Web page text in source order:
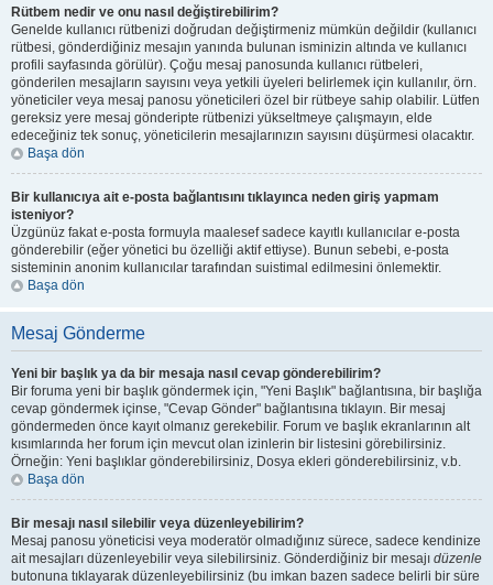
Rütbem nedir ve onu nasıl değiştirebilirim?
Genelde kullanıcı rütbenizi doğrudan değiştirmeniz mümkün değildir (kullanıcı
rütbesi, gönderdiğiniz mesajın yanında bulunan isminizin altında ve kullanıcı
profili sayfasında görülür). Çoğu mesaj panosunda kullanıcı rütbeleri,
gönderilen mesajların sayısını veya yetkili üyeleri belirlemek için kullanılır, örn.
yöneticiler veya mesaj panosu yöneticileri özel bir rütbeye sahip olabilir. Lütfen
gereksiz yere mesaj gönderipte rütbenizi yükseltmeye çalışmayın, elde
edeceğiniz tek sonuç, yöneticilerin mesajlarınızın sayısını düşürmesi olacaktır.
Başa dön
Bir kullanıcıya ait e-posta bağlantısını tıklayınca neden giriş yapmam
isteniyor?
Üzgünüz fakat e-posta formuyla maalesef sadece kayıtlı kullanıcılar e-posta
gönderebilir (eğer yönetici bu özelliği aktif ettiyse). Bunun sebebi, e-posta
sisteminin anonim kullanıcılar tarafından suistimal edilmesini önlemektir.
Başa dön
Mesaj Gönderme
Yeni bir başlık ya da bir mesaja nasıl cevap gönderebilirim?
Bir foruma yeni bir başlık göndermek için, "Yeni Başlık" bağlantısına, bir başlığa
cevap göndermek içinse, "Cevap Gönder" bağlantısına tıklayın. Bir mesaj
göndermeden önce kayıt olmanız gerekebilir. Forum ve başlık ekranlarının alt
kısımlarında her forum için mevcut olan izinlerin bir listesini görebilirsiniz.
Örneğin: Yeni başlıklar gönderebilirsiniz, Dosya ekleri gönderebilirsiniz, v.b.
Başa dön
Bir mesajı nasıl silebilir veya düzenleyebilirim?
Mesaj panosu yöneticisi veya moderatör olmadığınız sürece, sadece kendinize
ait mesajları düzenleyebilir veya silebilirsiniz. Gönderdiğiniz bir mesajı düzenle
butonuna tıklayarak düzenleyebilirsiniz (bu imkan bazen sadece belirli bir süre